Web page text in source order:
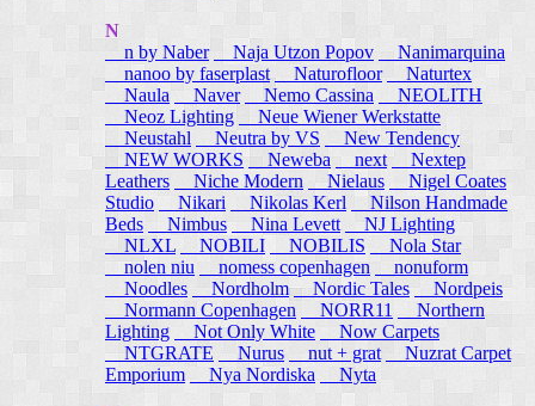
N
n by Naber
Naja Utzon Popov
Nanimarquina
nanoo by faserplast
Naturofloor
Naturtex
Naula
Naver Nemo Cassina
NEOLITH
Neoz Lighting
Neue Wiener Werkstatte
Neustahl
Neutra by VS
New Tendency
NEW WORKS
Neweba next
Nextep
Leathers
Niche Modern Nielaus
Nigel Coates
Studio
Nikari Nikolas Kerl
Nilson Handmade
Beds
Nimbus Nina Levett
NJ Lighting
NLXL
NOBILI NOBILIS
Nola Star
nolen niu
nomess copenhagen
nonuform
Noodles
Nordholm Nordic Tales
Nordpeis
Normann Copenhagen
NORR11
Northern
Lighting
Not Only White
Now Carpets
NTGRATE
Nurus nut + grat
Nuzrat Carpet
Emporium
Nya Nordiska Nyta